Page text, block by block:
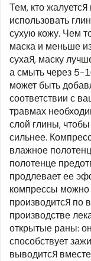
Тем, кто
использовать
сухую кожу. Чем
маска и меньше
сухая, маску
а смыть через 5-
может быть
соответствии с
травмах
слой глины,
сильнее.
влажное
полотенце
продлевает ее
компрессы можно
производится по
производстве
открытые раны:
способствует
выводится